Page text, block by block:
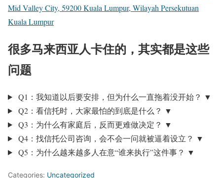
Mid Valley City, 59200 Kuala Lumpur, Wilayah Persekutuan
Kuala Lumpur
很多马来西亚人卡住的，其实都是这些
问题
Q1：我知道以后要安排，但为什么一直拖着没开始？ ▼
Q2：看信托时，大家最怕的到底是什么？ ▼
Q3：为什么有家庭后，反而更难做决定？ ▼
Q4：找信托公司咨询，会不会一问就被逼着设立？ ▼
Q5：为什么越来越多人在意“谁来执行”这件事？ ▼
Categories: Uncategorized